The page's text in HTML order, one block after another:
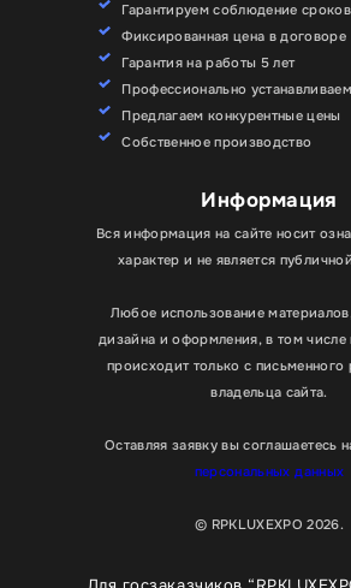
Гарантируем соблюдение
Фиксированная цена в договоре
Гарантия на работы 5 лет
Профессионально устанавливаем
Предлагаем конкурентные цены
Собственное производство
Информация
Вся информация на сайте носит
характер и не является
Любое использование
дизайна и оформления, в том числе
происходит только с письменного
владельца сайта.
Оставляя заявку вы соглашаетесь
персональных данных
© RPKLUXEXPO 2026.